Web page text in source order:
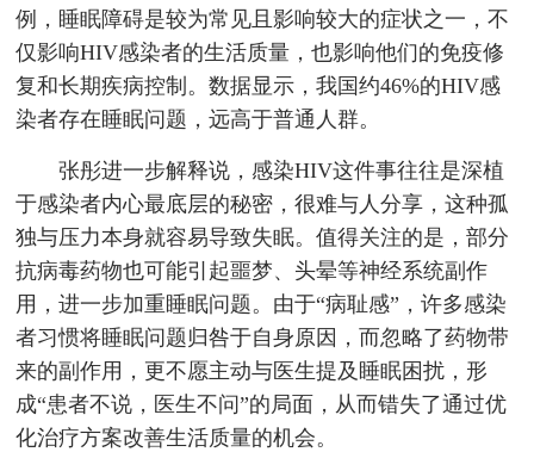
例，睡眠障碍是较为常见且影响较大的症状之一，不
仅影响HIV感染者的生活质量，也影响他们的免疫修
复和长期疾病控制。数据显示，我国约46%的HIV感
染者存在睡眠问题，远高于普通人群。
张彤进一步解释说，感染HIV这件事往往是深植
于感染者内心最底层的秘密，很难与人分享，这种孤
独与压力本身就容易导致失眠。值得关注的是，部分
抗病毒药物也可能引起噩梦、头晕等神经系统副作
用，进一步加重睡眠问题。由于“病耻感”，许多感染
者习惯将睡眠问题归咎于自身原因，而忽略了药物带
来的副作用，更不愿主动与医生提及睡眠困扰，形
成“患者不说，医生不问”的局面，从而错失了通过优
化治疗方案改善生活质量的机会。